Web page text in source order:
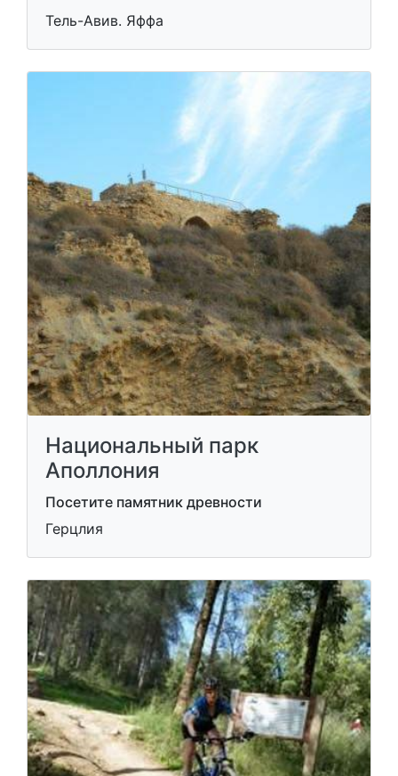
Тель-Авив. Яффа
Национальный парк
Аполлония
Посетите памятник древности
Герцлия